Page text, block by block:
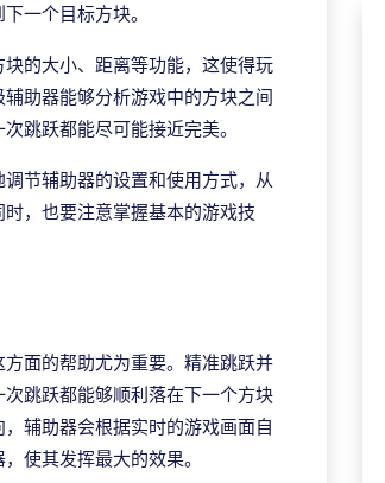
一个目标方块。
的大小、距离等功能，这使得玩
助器能够分析游戏中的方块之间
跳跃都能尽可能接近完美。
节辅助器的设置和使用方式，从
，也要注意掌握基本的游戏技
面的帮助尤为重要。精准跳跃并
跳跃都能够顺利落在下一个方块
辅助器会根据实时的游戏画面自
使其发挥最大的效果。